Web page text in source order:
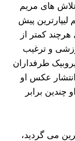
های مریم
پیش
هرچند کمتر از
و ترغیب
طرفداران
عکس او
چندین برابر
می گردید،